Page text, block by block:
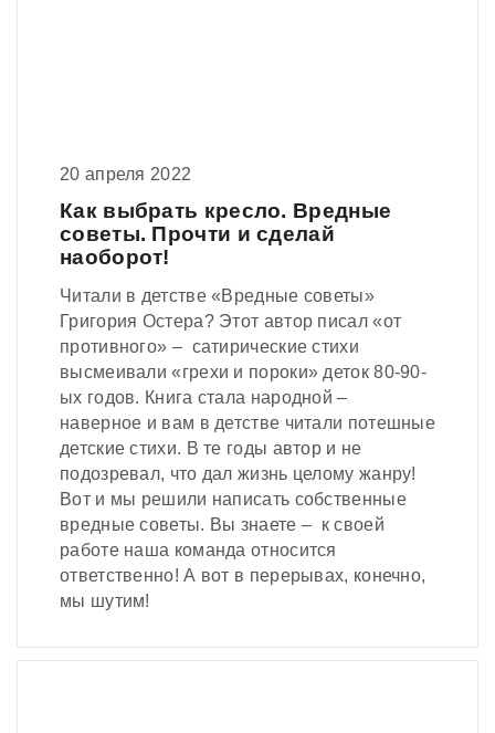
20 апреля 2022
Как выбрать кресло. Вредные
советы. Прочти и сделай
наоборот!
Читали в детстве «Вредные советы»
Григория Остера? Этот автор писал «от
противного» – сатирические стихи
высмеивали «грехи и пороки» деток 80-90-
ых годов. Книга стала народной –
наверное и вам в детстве читали потешные
детские стихи. В те годы автор и не
подозревал, что дал жизнь целому жанру!
Вот и мы решили написать собственные
вредные советы. Вы знаете – к своей
работе наша команда относится
ответственно! А вот в перерывах, конечно,
мы шутим!